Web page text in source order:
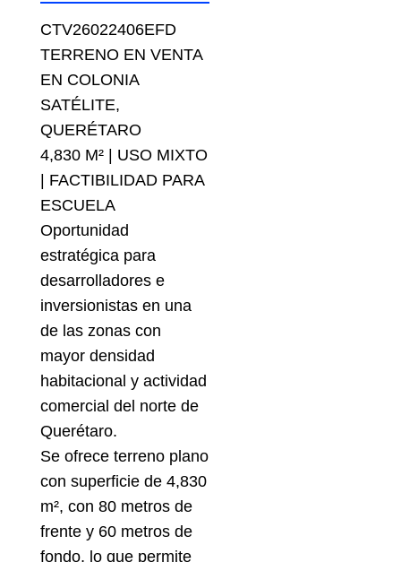
CTV26022406EFD
TERRENO EN VENTA
EN COLONIA
SATÉLITE,
QUERÉTARO
4,830 M² | USO MIXTO
| FACTIBILIDAD PARA
ESCUELA
Oportunidad
estratégica para
desarrolladores e
inversionistas en una
de las zonas con
mayor densidad
habitacional y actividad
comercial del norte de
Querétaro.
Se ofrece terreno plano
con superficie de 4,830
m², con 80 metros de
frente y 60 metros de
fondo, lo que permite